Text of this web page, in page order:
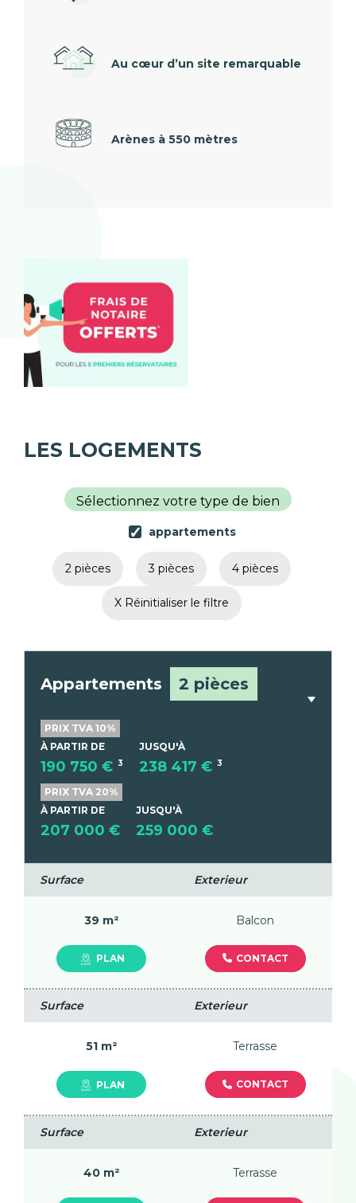
Au cœur d’un site remarquable
Arènes à 550 mètres
LES LOGEMENTS
Sélectionnez votre type de bien
appartements
2 pièces 3 pièces 4 pièces
X Réinitialiser le filtre
Appartements 2 pièces
PRIX TVA 10%
À PARTIR DE
190 750 € 3
JUSQU'À
238 417 € 3
PRIX TVA 20%
À PARTIR DE
207 000 €
JUSQU'À
259 000 €
Surface
39 m²
Exterieur
Balcon
PLAN CONTACT
Surface
51 m²
Exterieur
Terrasse
PLAN CONTACT
Surface
40 m²
Exterieur
Terrasse